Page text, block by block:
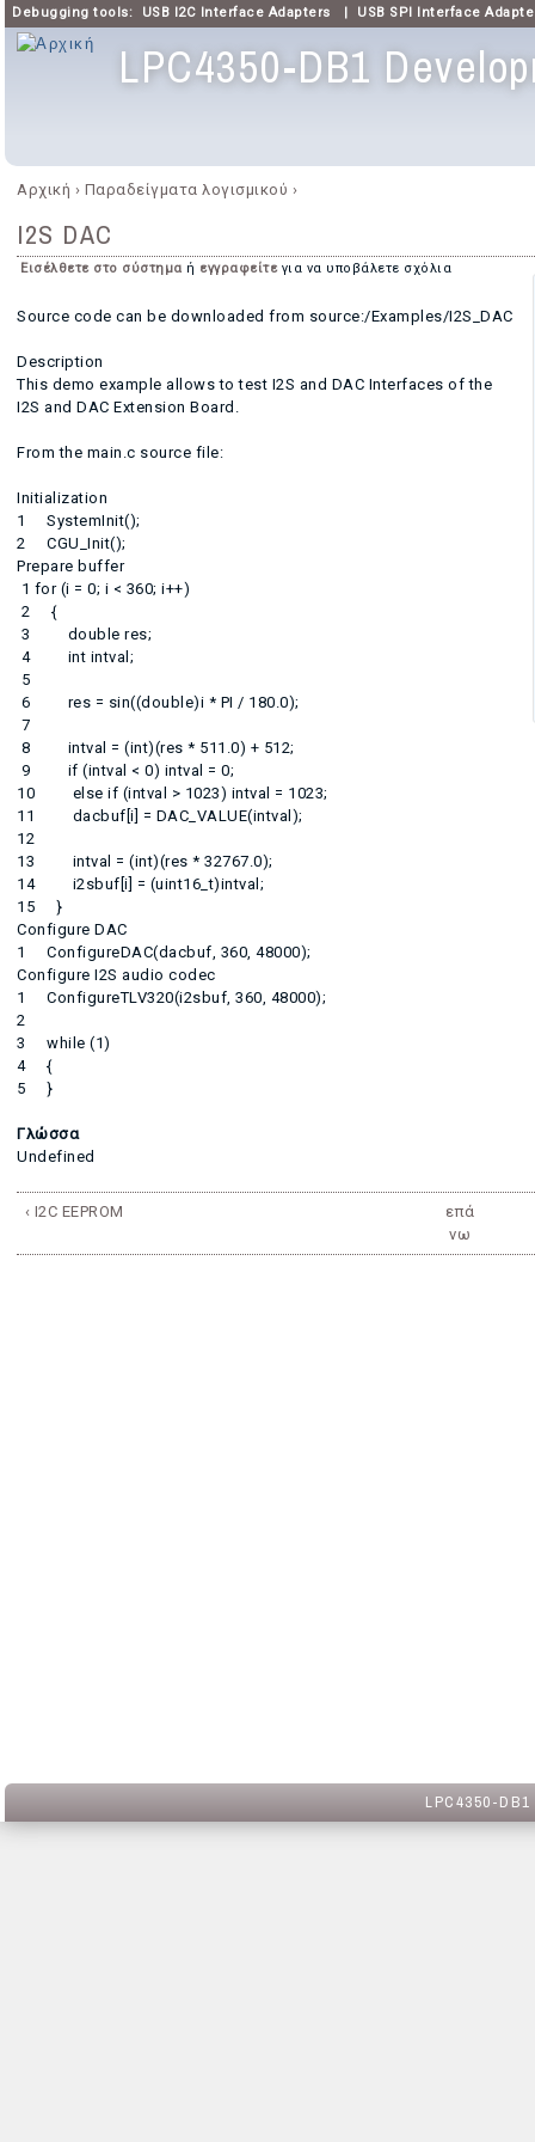
Debugging tools: USB I2C Interface Adapters | USB SPI Interface
LPC4350-DB1
Κύριο μενού
Είστε εδώ
Αρχική › Παραδείγματα λογισμικού ›
I2S DAC
Εισέλθετε στο σύστημα ή εγγραφείτεγια να υποβάλετε σχόλια
Source code can be downloaded from source:/Examples/I2S_DAC
Description
This demo example allows to test I2S and DAC Interfaces of the
I2S and DAC Extension Board.
From the main.c source file:
Initialization
1 SystemInit();
2 CGU_Init();
Prepare buffer
1 for (i = 0; i < 360; i++)
2 {
3 double res;
4 int intval;
5
6 res = sin((double)i * PI / 180.0);
7
8 intval = (int)(res * 511.0) + 512;
9 if (intval < 0) intval = 0;
10 else if (intval > 1023) intval = 1023;
11 dacbuf[i] = DAC_VALUE(intval);
12
13 intval = (int)(res * 32767.0);
14 i2sbuf[i] = (uint16_t)intval;
15 }
Configure DAC
1 ConfigureDAC(dacbuf, 360, 48000);
Configure I2S audio codec
1 ConfigureTLV320(i2sbuf, 360, 48000);
2
3 while (1)
4 {
5 }
Γλώσσα
Undefined
‹ I2C EEPROM
επά
νω
LPC4350-